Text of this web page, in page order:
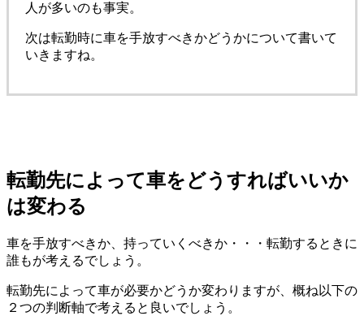
人が多いのも事実。
次は転勤時に車を手放すべきかどうかについて書いて
いきますね。
転勤先によって車をどうすればいいか
は変わる
車を手放すべきか、持っていくべきか・・・転勤するときに
誰もが考えるでしょう。
転勤先によって車が必要かどうか変わりますが、概ね以下の
２つの判断軸で考えると良いでしょう。